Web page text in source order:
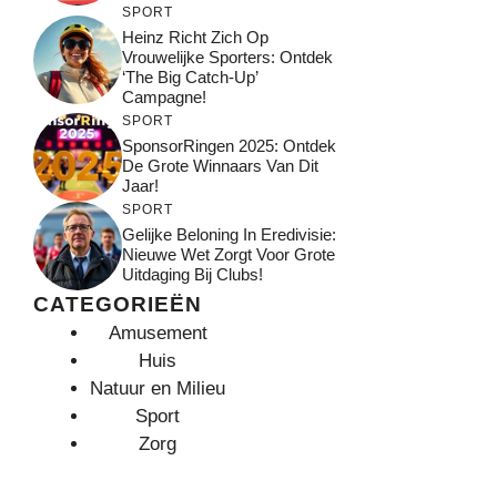
SPORT
Heinz Richt Zich Op
Vrouwelijke Sporters: Ontdek
‘The Big Catch-Up’
Campagne!
SPORT
SponsorRingen 2025: Ontdek
De Grote Winnaars Van Dit
Jaar!
SPORT
Gelijke Beloning In Eredivisie:
Nieuwe Wet Zorgt Voor Grote
Uitdaging Bij Clubs!
CATEGORIEËN
Amusement
Huis
Natuur en Milieu
Sport
Zorg